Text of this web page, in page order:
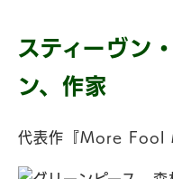
スティーヴン
ン、作家
代表作『More Fool